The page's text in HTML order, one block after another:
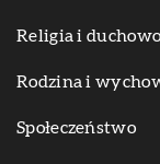
Religia i
Rodzina i
Społeczeństwo